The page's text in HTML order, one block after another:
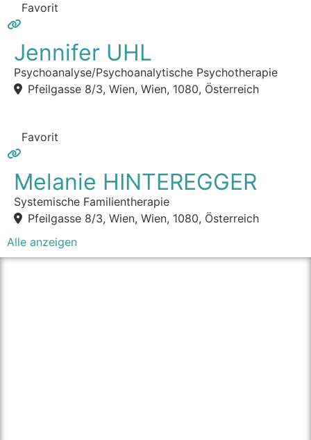
Favorit
Jennifer UHL
Psychoanalyse/Psychoanalytische Psychotherapie
Pfeilgasse 8/3, Wien, Wien, 1080, Österreich
Favorit
Melanie HINTEREGGER
Systemische Familientherapie
Pfeilgasse 8/3, Wien, Wien, 1080, Österreich
Alle anzeigen